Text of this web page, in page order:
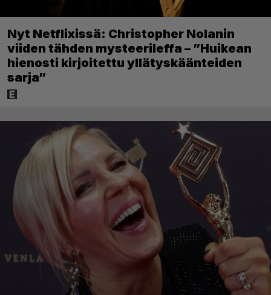
Nyt Netflixissä: Christopher Nolanin
viiden tähden mysteerileffa – ”Huikean
hienosti kirjoitettu yllätyskäänteiden
sarja”